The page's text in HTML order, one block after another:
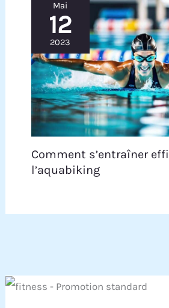
Mai
12
2023
Comment s’entraîner
l’aquabiking